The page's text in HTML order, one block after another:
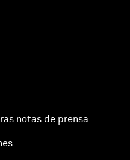
notas de prensa